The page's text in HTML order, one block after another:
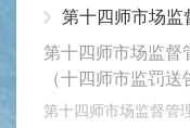
第十四师市场监督
（十四师市监罚送
第十四师市场监督管